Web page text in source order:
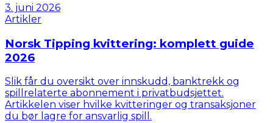
3. juni 2026
Artikler
Norsk Tipping kvittering: komplett guide
2026
Slik får du oversikt over innskudd, banktrekk og
spillrelaterte abonnement i privatbudsjettet.
Artikkelen viser hvilke kvitteringer og transaksjoner
du bør lagre for ansvarlig spill.